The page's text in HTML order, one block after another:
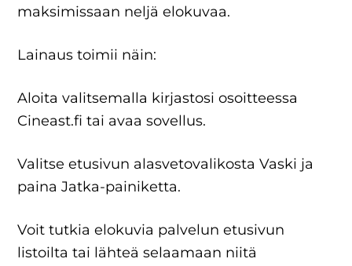
maksimissaan neljä elokuvaa.
Lainaus toimii näin:
Aloita valitsemalla kirjastosi osoitteessa
Cineast.fi tai avaa sovellus.
Valitse etusivun alasvetovalikosta Vaski ja
paina Jatka-painiketta.
Voit tutkia elokuvia palvelun etusivun
listoilta tai lähteä selaamaan niitä